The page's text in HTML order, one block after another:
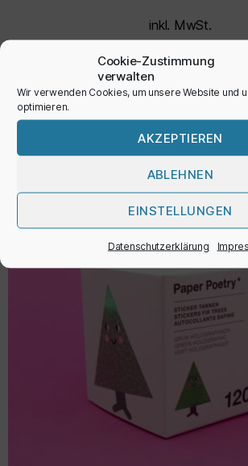
Cookie-Zustimmung
verwalten
Wir verwenden Cookies, um unsere Website und
optimieren.
AKZEPTIEREN
ABLEHNEN
EINSTELLUNGEN
Datenschutzerklärung
inkl. MwSt.
AUSFÜHRUNG WÄHLEN